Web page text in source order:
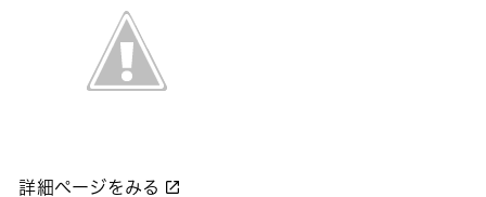
詳細ページをみる